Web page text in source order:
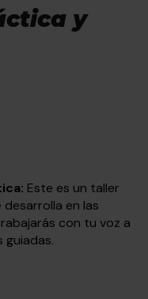
y
Este es un taller
en las
con tu voz a
guiadas.